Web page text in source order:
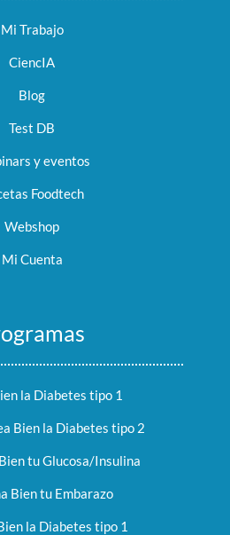
Mi Trabajo
CiencIA
Blog
Test DB
y eventos
Foodtech
Webshop
Mi Cuenta
la Diabetes tipo 1
Bien la Diabetes tipo 2
tu Glucosa/Insulina
Bien tu Embarazo
la Diabetes tipo 1